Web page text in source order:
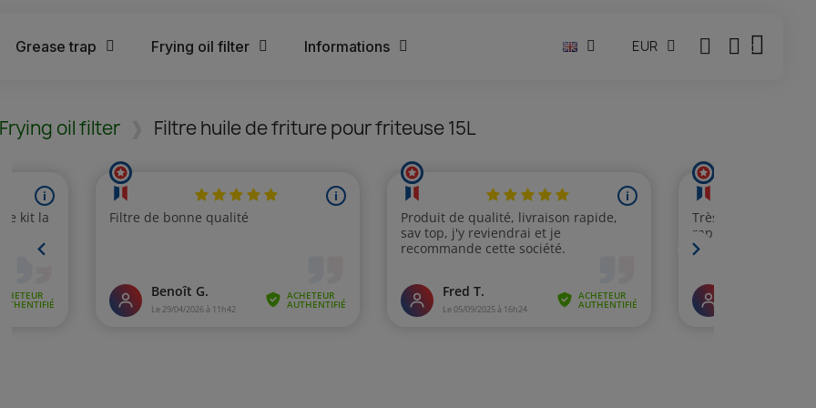
Grease trap Frying oil filter Informations EUR
oil filter Filtre huile de friture pour friteuse 15L